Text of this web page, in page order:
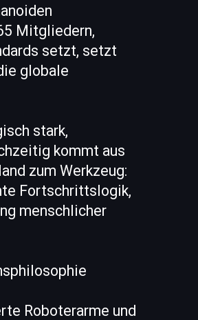
Mitgliedern,
setzt, setzt
globale
stark,
kommt aus
zum Werkzeug:
Fortschrittslogik,
menschlicher
Roboterarme und